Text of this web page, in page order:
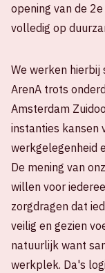
opening van de
volledig op
We werken hierbij
ArenA trots
Amsterdam
instanties kansen
werkgelegenheid
De mening van
willen voor
zorgdragen dat
veilig en gezien
natuurlijk want
werkplek. Da's